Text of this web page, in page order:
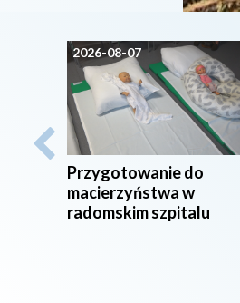
2026-08-07
Przygotowanie do
macierzyństwa w
radomskim szpitalu